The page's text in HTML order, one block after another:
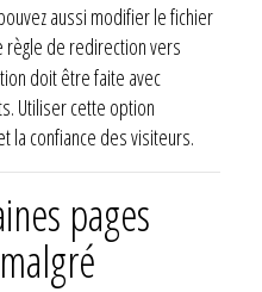
aussi modifier le fichier
règle de redirection vers
doit être faite avec
Utiliser cette option
la confiance des visiteurs.
pages